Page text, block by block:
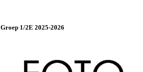
Groep 1/2E 2025-2026